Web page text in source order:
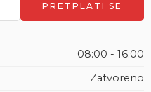
08:00 - 16:00
Zatvoreno